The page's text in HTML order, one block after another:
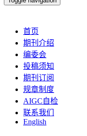
首页
期刊介绍
编委会
投稿须知
期刊订阅
规章制度
AIGC自检
联系我们
English